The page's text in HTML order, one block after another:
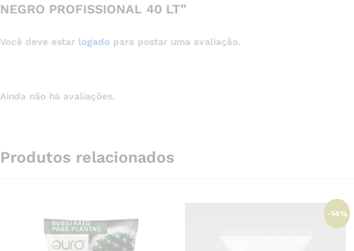
NEGRO PROFISSIONAL 40 LT”
Você deve estar logado para postar uma avaliação.
Ainda não há avaliações.
Produtos relacionados
-14%